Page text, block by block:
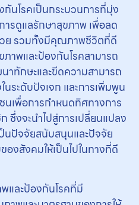
กันโรคเป็นกระบวนการที่มุ่ง
ารดูแลรักษาสุขภาพ เพื่อลด
วย รวมทั้งมีคุณภาพชีวิตที่ดี
าพและป้องกันโรคสามารถ
าทักษะและขีดความสามารถ
ระดับปัจเจก และการเพิ่มพูน
เพื่อการกำหนดทิศทางการ
งจะนำไปสู่การเปลี่ยนแปลง
นปัจจัยสนับสนุนและปัจจัย
องสังคมให้เป็นไปในทางที่ดี
พและป้องกันโรคที่มี